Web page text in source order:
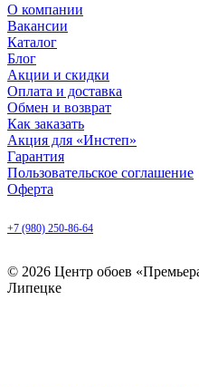
О компании
Вакансии
Каталог
Блог
Акции и скидки
Оплата и доставка
Обмен и возврат
Как заказать
Акция для «Инстеп»
Гарантия
Пользовательское соглашение
Оферта
+7 (980) 250-86-64
© 2026 Центр обоев
Липецке